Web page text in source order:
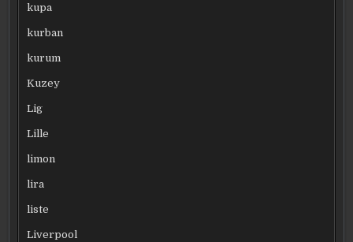
kupa
kurban
kurum
Kuzey
Lig
Lille
limon
lira
liste
Liverpool